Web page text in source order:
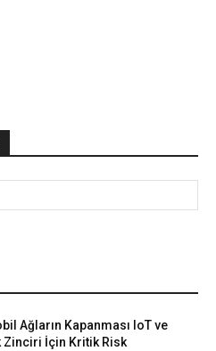
Ağların Kapanması IoT ve
Zinciri İçin Kritik Risk